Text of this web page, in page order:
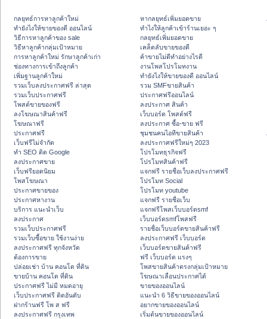
กลยุทธ์การหาลูกค้าใหม่
ทํายังไงให้ขายของดี ออนไลน์
วิธีการหาลูกค้าของ sale
วิธีหาลูกค้ากลุ่มเป้าหมาย
การหาลูกค้าใหม่ รักษาลูกค้าเก่า
ช่องทางการเข้าถึงลูกค้า
เพิ่มฐานลูกค้าใหม่
รวมเว็บลงประกาศฟรี ล่าสุด
รวมเว็บประกาศฟรี
โพสต์ขายของฟรี
ลงโฆษณาสินค้าฟรี
โฆษณาฟรี
ประกาศฟรี
เว็บฟรีไม่จำกัด
ทำ SEO ติด Google
ลงประกาศขาย
เว็บฟรียอดนิยม
โพสโฆษณา
ประกาศขายของ
ประกาศหางาน
บริการ แนะนำเว็บ
ลงประกาศ
รวมเว็บประกาศฟรี
รวมเว็บซื้อขาย ใช้งานง่าย
ลงประกาศฟรี ทุกจังหวัด
ต้องการขาย
ปล่อยเช่า บ้าน คอนโด ที่ดิน
ขายบ้าน คอนโด ที่ดิน
ประกาศฟรี ไม่มี หมดอายุ
เว็บประกาศฟรี ติดอันดับ
ฝากร้านฟรี โพ ส ฟรี
ลงประกาศฟรี กรุงเทพ
หากลยุทธ์เพิ่มยอดขาย
ทําไงให้ลูกค้าเข้าร้านเยอะ ๆ
กลยุทธ์เพิ่มยอดขาย
เคล็ดลับขายของดี
ค้าขายไม่ดีทำอย่างไรดี
งานโพสโปรโมทงาน
ทํายังไงให้ขายของดี ออนไลน์
รวม SMFขายสินค้า
ประกาศฟรีออนไลน์
ลงประกาศ สินค้า
เว็บบอร์ด โพสต์ฟรี
ลงประกาศ ซื้อ-ขาย ฟรี
ชุมชนคนไอทีขายสินค้า
ลงประกาศฟรีใหม่ๆ 2023
โปรโมทธุรกิจฟรี
โปรโมทสินค้าฟรี
แจกฟรี รายชื่อเว็บลงประกาศฟรี
โปรโมท Social
โปรโมท youtube
แจกฟรี รายชื่อเว็บ
แจกฟรีโพสเว็บบอร์ดsmf
เว็บบอร์ดsmfโพสฟรี
รายชื่อเว็บบอร์ดขายสินค้าฟรี
ลงประกาศฟรี เว็บบอร์ด
เว็บบอร์ดขายสินค้าฟรี
ฟรี เว็บบอร์ด แรงๆ
โพสขายสินค้าตรงกลุ่มเป้าหมาย
โฆษณาเลื่อนประกาศได้
ขายของออนไลน์
แนะนำ 6 วิธีขายของออนไลน์
อยากขายของออนไลน์
เริ่มต้นขายของออนไลน์